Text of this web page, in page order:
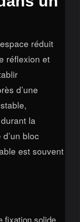
réduit
réflexion et
d’une
la
bloc
est souvent
fixation solide,